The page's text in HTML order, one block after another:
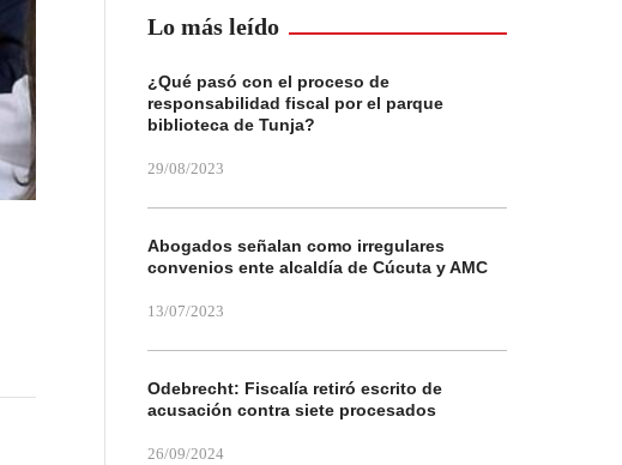
Lo más leído
¿Qué pasó con el proceso de
responsabilidad fiscal por el parque
biblioteca de Tunja?
29/08/2023
Abogados señalan como irregulares
convenios ente alcaldía de Cúcuta y AMC
13/07/2023
Odebrecht: Fiscalía retiró escrito de
acusación contra siete procesados
26/09/2024